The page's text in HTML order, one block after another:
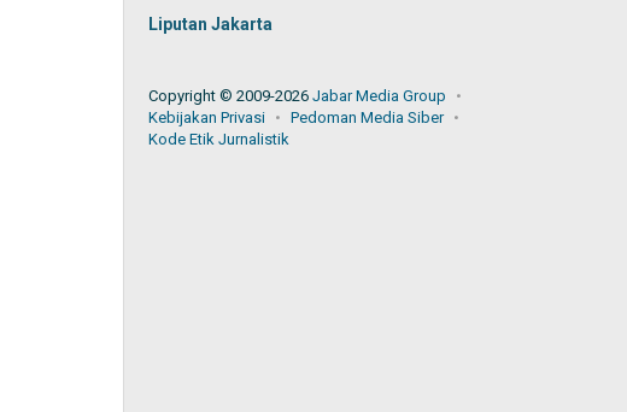
Liputan Jakarta
Copyright © 2009-2026Jabar Media Group
Kebijakan Privasi
Pedoman Media Siber
Kode Etik Jurnalistik